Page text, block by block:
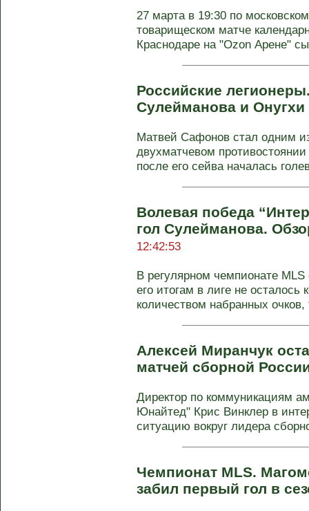
27 марта в 19:30 по
товарищеском матче
Краснодаре на "Ozon Арене"
Российские
Сулейманова и Онугхи
Матвей Сафонов стал одним
двухматчевом
после его сейва началась
Волевая победа
гол Сулейманова.
12:42:53
В регулярном чемпионате
его итогам в лиге не
количеством набранных очков,
Алексей Миранчук
матчей сборной
Директор по коммуникациям
Юнайтед" Крис Винклер в
ситуацию вокруг лидера
Чемпионат MLS.
забил первый гол в